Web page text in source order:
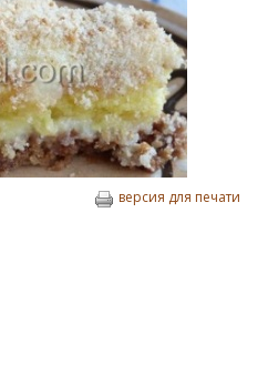
версия для печати